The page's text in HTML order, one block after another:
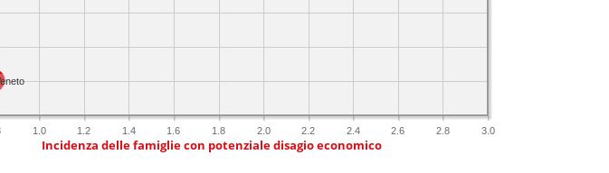
1.0 1.2 1.4 1.6 1.8 2.0 2.2 2.4 2.6 2.8 3.0
Incidenza delle famiglie con potenziale disagio economico